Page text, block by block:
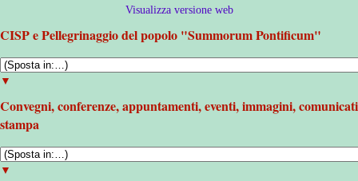
Visualizza versione web
CISP e Pellegrinaggio del popolo "Summorum Pontificum"
▼
Convegni, conferenze, appuntamenti, eventi, immagini, comunicati
stampa
▼